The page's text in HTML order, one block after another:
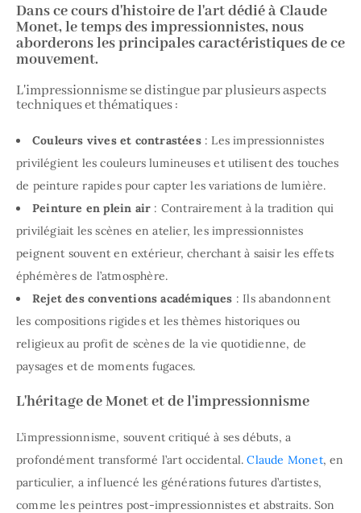
Dans ce cours d'histoire de l'art dédié à Claude
Monet, le temps des impressionnistes, nous
aborderons les principales caractéristiques de ce
mouvement.
L'impressionnisme se distingue par plusieurs aspects
techniques et thématiques :
Couleurs vives et contrastées: Les impressionnistes
privilégient les couleurs lumineuses et utilisent des touches
de peinture rapides pour capter les variations de lumière.
Peinture en plein air : Contrairement à la tradition qui
privilégiait les scènes en atelier, les impressionnistes
peignent souvent en extérieur, cherchant à saisir les effets
éphémères de l’atmosphère.
Rejet des conventions académiques : Ils abandonnent
les compositions rigides et les thèmes historiques ou
religieux au profit de scènes de la vie quotidienne, de
paysages et de moments fugaces.
L'héritage de Monet et de l'impressionnisme
L’impressionnisme, souvent critiqué à ses débuts, a
profondément transformé l’art occidental.Claude Monet, en
particulier, a influencé les générations futures d’artistes,
comme les peintres post-impressionnistes et abstraits. Son